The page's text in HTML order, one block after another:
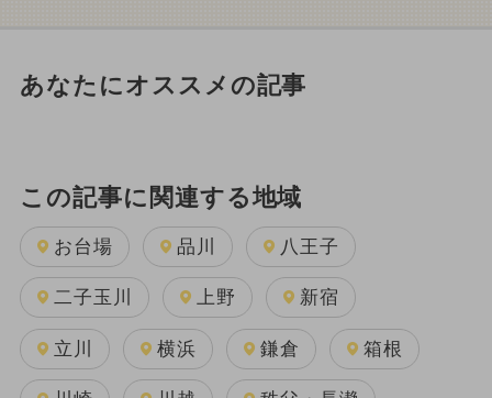
あなたにオススメの記事
この記事に関連する地域
お台場 品川 八王子
二子玉川 上野 新宿
立川 横浜 鎌倉 箱根